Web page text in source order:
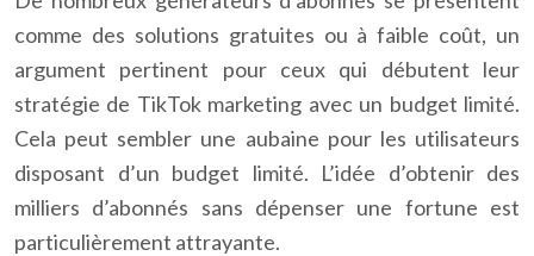
comme des solutions gratuites ou à faible coût, un
argument pertinent pour ceux qui débutent leur
stratégie de TikTok marketing avec un budget limité.
Cela peut sembler une aubaine pour les utilisateurs
disposant d’un budget limité. L’idée d’obtenir des
milliers d’abonnés sans dépenser une fortune est
particulièrement attrayante.